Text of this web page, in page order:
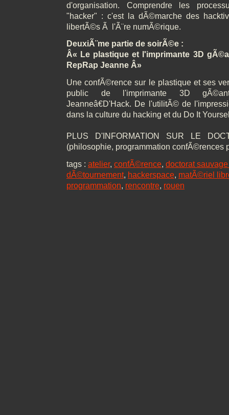
d'organisation. Comprendre les
"hacker" : c'est la dÃ©marche des
libertÃ©s Ã l'Ã¨re numÃ©rique.
DeuxiÃ¨me partie de soirÃ©e :
Â« Le plastique et l'imprimante 3D
RepRap Jeanne Â»
Une confÃ©rence sur le plastique et ses
public de l'imprimante 3D
Jeanneâ€D'Hack. De l'utilitÃ© de
dans la culture du hacking et du Do It
PLUS D'INFORMATION SUR LE
(philosophie, programmation confÃ©rences
tags : atelier, confÃ©rence, doctorat
dÃ©tournement, hackerspace, matÃ©riel
programmation, rencontre, rouen